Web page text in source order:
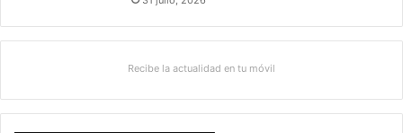
Recibe la actualidad en tu móvil